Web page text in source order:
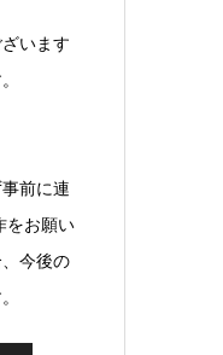
います
前に連
をお願い
今後の